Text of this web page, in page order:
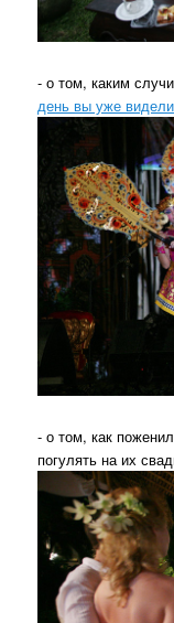
- о том, каким
день вы уже видели
- о том, как
погулять на их